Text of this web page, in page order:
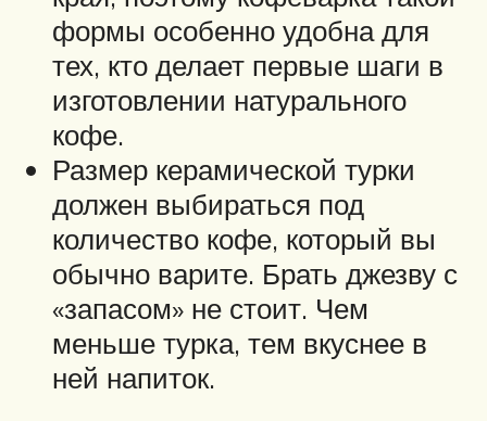
формы особенно удобна для
тех, кто делает первые шаги в
изготовлении натурального
кофе.
Размер керамической турки
должен выбираться под
количество кофе, который вы
обычно варите. Брать джезву с
«запасом» не стоит. Чем
меньше турка, тем вкуснее в
ней напиток.